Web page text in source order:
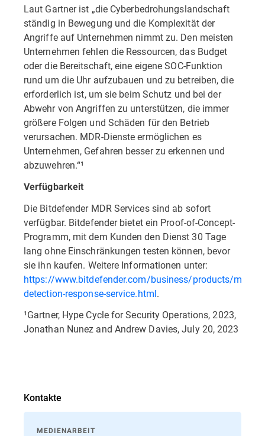
Laut Gartner ist „die Cyberbedrohungslandschaft
ständig in Bewegung und die Komplexität der
Angriffe auf Unternehmen nimmt zu. Den meisten
Unternehmen fehlen die Ressourcen, das Budget
oder die Bereitschaft, eine eigene SOC-Funktion
rund um die Uhr aufzubauen und zu betreiben, die
erforderlich ist, um sie beim Schutz und bei der
Abwehr von Angriffen zu unterstützen, die immer
größere Folgen und Schäden für den Betrieb
verursachen. MDR-Dienste ermöglichen es
Unternehmen, Gefahren besser zu erkennen und
abzuwehren.“¹
Verfügbarkeit
Die Bitdefender MDR Services sind ab sofort
verfügbar. Bitdefender bietet ein Proof-of-Concept-
Programm, mit dem Kunden den Dienst 30 Tage
lang ohne Einschränkungen testen können, bevor
sie ihn kaufen. Weitere Informationen unter:
https://www.bitdefender.com/business/products/
detection-response-service.html.
¹Gartner, Hype Cycle for Security Operations, 2023,
Jonathan Nunez and Andrew Davies, July 20, 2023
Kontakte
MEDIENARBEIT